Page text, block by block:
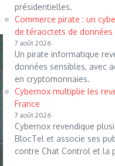
présidentielles.
Commerce pirate : un
de téraoctets de données
7 août 2026
Un pirate informatique
données sensibles, avec
en cryptomonnaies.
Cybernox multiplie les
France
7 août 2026
Cybernox revendique
BlocTel et associe ses
contre Chat Control et la